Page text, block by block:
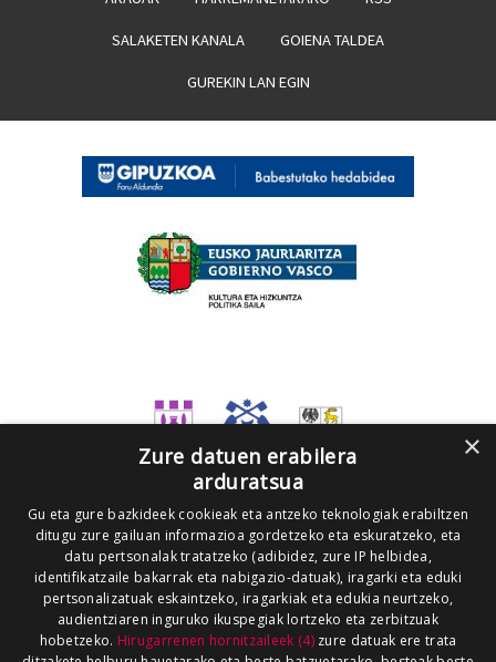
SALAKETEN KANALA GOIENA TALDEA
GUREKIN LAN EGIN
×
Zure datuen erabilera
arduratsua
Gu eta gure bazkideek cookieak eta antzeko teknologiak erabiltzen
ditugu zure gailuan informazioa gordetzeko eta eskuratzeko, eta
datu pertsonalak tratatzeko (adibidez, zure IP helbidea,
identifikatzaile bakarrak eta nabigazio-datuak), iragarki eta eduki
pertsonalizatuak eskaintzeko, iragarkiak eta edukia neurtzeko,
audientziaren inguruko ikuspegiak lortzeko eta zerbitzuak
hobetzeko. Hirugarrenen hornitzaileek (4)zure datuak ere trata